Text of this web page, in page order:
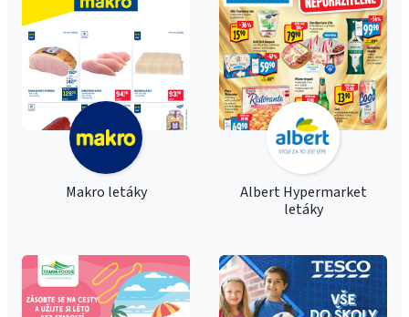
Makro letáky
Albert Hypermarket
letáky